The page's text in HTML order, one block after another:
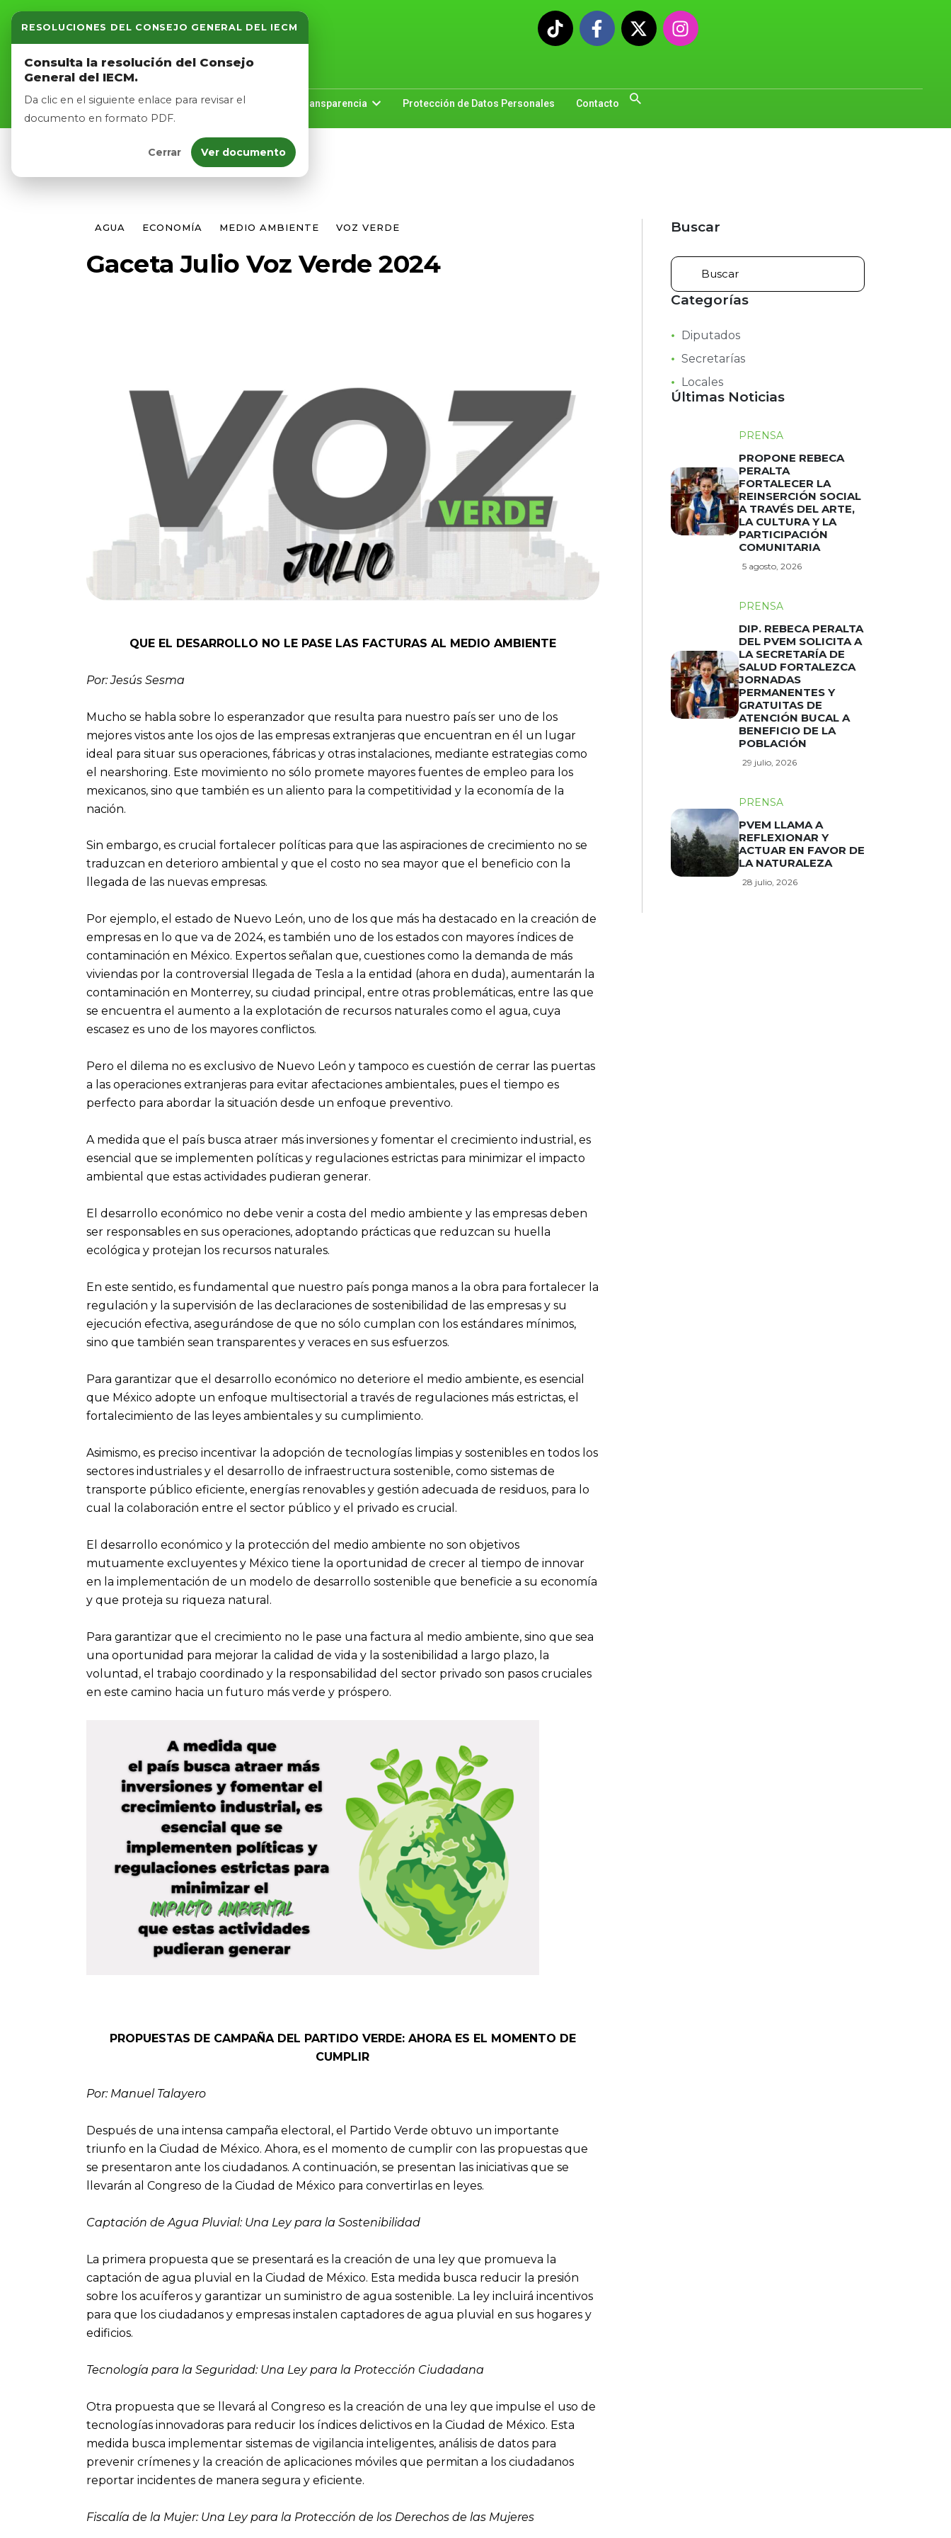
RESOLUCIONES DEL CONSEJO GENERAL DEL IECM
Consulta la resolución del Consejo
General del IECM.
Da clic en el siguiente enlace para revisar el
documento en formato PDF.
Cerrar Ver documento
Inicio Nosotros Logros Noticias Transparencia Protección de Datos Personales Contacto
Inicio
Nosotros
Afíliate
Eventos
AGUA ECONOMÍA MEDIO AMBIENTE VOZ VERDE
Gaceta Julio Voz Verde 2024
QUE EL DESARROLLO NO LE PASE LAS FACTURAS AL MEDIO AMBIENTE
Por: Jesús Sesma
Mucho se habla sobre lo esperanzador que resulta para nuestro país ser uno de los
mejores vistos ante los ojos de las empresas extranjeras que encuentran en él un lugar
ideal para situar sus operaciones, fábricas y otras instalaciones, mediante estrategias como
el nearshoring. Este movimiento no sólo promete mayores fuentes de empleo para los
mexicanos, sino que también es un aliento para la competitividad y la economía de la
nación.
Sin embargo, es crucial fortalecer políticas para que las aspiraciones de crecimiento no se
traduzcan en deterioro ambiental y que el costo no sea mayor que el beneficio con la
llegada de las nuevas empresas.
Por ejemplo, el estado de Nuevo León, uno de los que más ha destacado en la creación de
empresas en lo que va de 2024, es también uno de los estados con mayores índices de
contaminación en México. Expertos señalan que, cuestiones como la demanda de más
viviendas por la controversial llegada de Tesla a la entidad (ahora en duda), aumentarán la
contaminación en Monterrey, su ciudad principal, entre otras problemáticas, entre las que
se encuentra el aumento a la explotación de recursos naturales como el agua, cuya
escasez es uno de los mayores conflictos.
Pero el dilema no es exclusivo de Nuevo León y tampoco es cuestión de cerrar las puertas
a las operaciones extranjeras para evitar afectaciones ambientales, pues el tiempo es
perfecto para abordar la situación desde un enfoque preventivo.
A medida que el país busca atraer más inversiones y fomentar el crecimiento industrial, es
esencial que se implementen políticas y regulaciones estrictas para minimizar el impacto
ambiental que estas actividades pudieran generar.
El desarrollo económico no debe venir a costa del medio ambiente y las empresas deben
ser responsables en sus operaciones, adoptando prácticas que reduzcan su huella
ecológica y protejan los recursos naturales.
En este sentido, es fundamental que nuestro país ponga manos a la obra para fortalecer la
regulación y la supervisión de las declaraciones de sostenibilidad de las empresas y su
ejecución efectiva, asegurándose de que no sólo cumplan con los estándares mínimos,
sino que también sean transparentes y veraces en sus esfuerzos.
Para garantizar que el desarrollo económico no deteriore el medio ambiente, es esencial
que México adopte un enfoque multisectorial a través de regulaciones más estrictas, el
fortalecimiento de las leyes ambientales y su cumplimiento.
Asimismo, es preciso incentivar la adopción de tecnologías limpias y sostenibles en todos los
sectores industriales y el desarrollo de infraestructura sostenible, como sistemas de
transporte público eficiente, energías renovables y gestión adecuada de residuos, para lo
cual la colaboración entre el sector público y el privado es crucial.
El desarrollo económico y la protección del medio ambiente no son objetivos
mutuamente excluyentes y México tiene la oportunidad de crecer al tiempo de innovar
en la implementación de un modelo de desarrollo sostenible que beneficie a su economía
y que proteja su riqueza natural.
Para garantizar que el crecimiento no le pase una factura al medio ambiente, sino que sea
una oportunidad para mejorar la calidad de vida y la sostenibilidad a largo plazo, la
voluntad, el trabajo coordinado y la responsabilidad del sector privado son pasos cruciales
en este camino hacia un futuro más verde y próspero.
PROPUESTAS DE CAMPAÑA DEL PARTIDO VERDE: AHORA ES EL MOMENTO DE
CUMPLIR
Por: Manuel Talayero
Después de una intensa campaña electoral, el Partido Verde obtuvo un importante
triunfo en la Ciudad de México. Ahora, es el momento de cumplir con las propuestas que
se presentaron ante los ciudadanos. A continuación, se presentan las iniciativas que se
llevarán al Congreso de la Ciudad de México para convertirlas en leyes.
Captación de Agua Pluvial: Una Ley para la Sostenibilidad
La primera propuesta que se presentará es la creación de una ley que promueva la
captación de agua pluvial en la Ciudad de México. Esta medida busca reducir la presión
sobre los acuíferos y garantizar un suministro de agua sostenible. La ley incluirá incentivos
para que los ciudadanos y empresas instalen captadores de agua pluvial en sus hogares y
edificios.
Tecnología para la Seguridad: Una Ley para la Protección Ciudadana
Otra propuesta que se llevará al Congreso es la creación de una ley que impulse el uso de
tecnologías innovadoras para reducir los índices delictivos en la Ciudad de México. Esta
medida busca implementar sistemas de vigilancia inteligentes, análisis de datos para
prevenir crímenes y la creación de aplicaciones móviles que permitan a los ciudadanos
reportar incidentes de manera segura y eficiente.
Fiscalía de la Mujer: Una Ley para la Protección de los Derechos de las Mujeres
Buscar
Categorías
Diputados
Secretarías
Locales
Últimas Noticias
PRENSA
PROPONE REBECA
PERALTA
FORTALECER LA
REINSERCIÓN SOCIAL
A TRAVÉS DEL ARTE,
LA CULTURA Y LA
PARTICIPACIÓN
COMUNITARIA
5 agosto, 2026
PRENSA
DIP. REBECA PERALTA
DEL PVEM SOLICITA A
LA SECRETARÍA DE
SALUD FORTALEZCA
JORNADAS
PERMANENTES Y
GRATUITAS DE
ATENCIÓN BUCAL A
BENEFICIO DE LA
POBLACIÓN
29 julio, 2026
PRENSA
PVEM LLAMA A
REFLEXIONAR Y
ACTUAR EN FAVOR DE
LA NATURALEZA
28 julio, 2026